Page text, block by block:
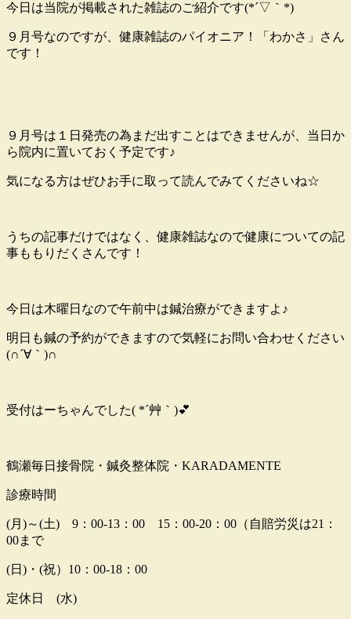
今日は当院が掲載された雑誌のご紹介です(*´▽｀*)
９月号なのですが、健康雑誌のパイオニア！「わかさ」さん
です！
９月号は１日発売の為まだ出すことはできませんが、当日か
ら院内に置いておく予定です♪
気になる方はぜひお手に取って読んでみてくださいね☆
うちの記事だけではなく、健康雑誌なので健康についての記
事ももりだくさんです！
今日は木曜日なので午前中は鍼治療ができますよ♪
明日も鍼の予約ができますので気軽にお問い合わせください
(∩´∀｀)∩
受付はーちゃんでした( *´艸｀)💕
鶴瀬毎日接骨院・鍼灸整体院・KARADAMENTE
診療時間
(月)～(土) 9：00-13：00 15：00-20：00（自賠労災は21：
00まで
(日)・(祝）10：00-18：00
定休日 (水)